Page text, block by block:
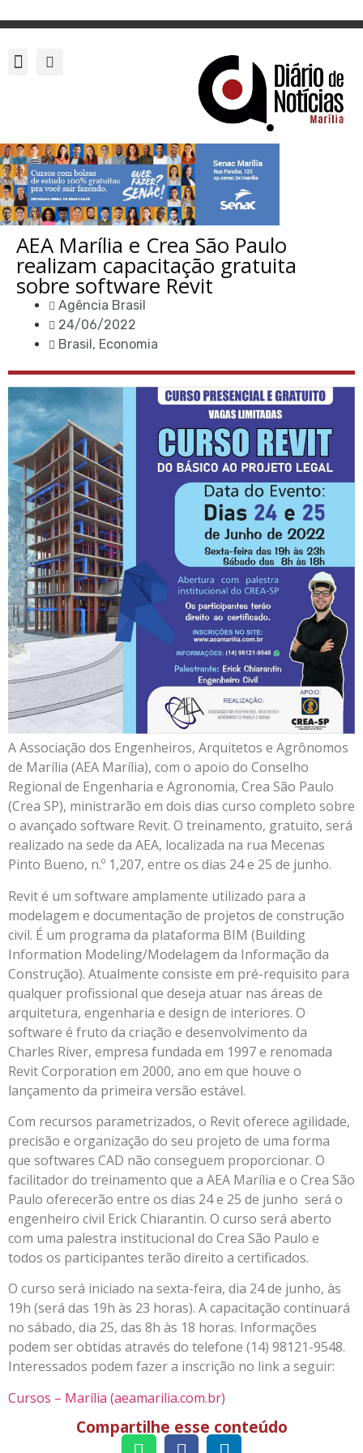
AEA Marília e Crea São Paulo
realizam capacitação gratuita
sobre software Revit
Agência Brasil
24/06/2022
Brasil, Economia
A Associação dos Engenheiros, Arquitetos e Agrônomos
de Marília (AEA Marília), com o apoio do Conselho
Regional de Engenharia e Agronomia, Crea São Paulo
(Crea SP), ministrarão em dois dias curso completo sobre
o avançado software Revit. O treinamento, gratuito, será
realizado na sede da AEA, localizada na rua Mecenas
Pinto Bueno, n.º 1,207, entre os dias 24 e 25 de junho.
Revit é um software amplamente utilizado para a
modelagem e documentação de projetos de construção
civil. É um programa da plataforma BIM (Building
Information Modeling/Modelagem da Informação da
Construção). Atualmente consiste em pré-requisito para
qualquer profissional que deseja atuar nas áreas de
arquitetura, engenharia e design de interiores. O
software é fruto da criação e desenvolvimento da
Charles River, empresa fundada em 1997 e renomada
Revit Corporation em 2000, ano em que houve o
lançamento da primeira versão estável.
Com recursos parametrizados, o Revit oferece agilidade,
precisão e organização do seu projeto de uma forma
que softwares CAD não conseguem proporcionar. O
facilitador do treinamento que a AEA Marília e o Crea São
Paulo oferecerão entre os dias 24 e 25 de junho será o
engenheiro civil Erick Chiarantin. O curso será aberto
com uma palestra institucional do Crea São Paulo e
todos os participantes terão direito a certificados.
O curso será iniciado na sexta-feira, dia 24 de junho, às
19h (será das 19h às 23 horas). A capacitação continuará
no sábado, dia 25, das 8h às 18 horas. Informações
podem ser obtidas através do telefone (14) 98121-9548.
Interessados podem fazer a inscrição no link a seguir:
Cursos – Marília (aeamarilia.com.br)
Compartilhe esse conteúdo